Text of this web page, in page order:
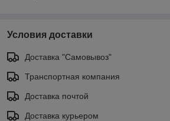
Условия доставки
Доставка "Самовывоз"
Транспортная компания
Доставка почтой
Доставка курьером